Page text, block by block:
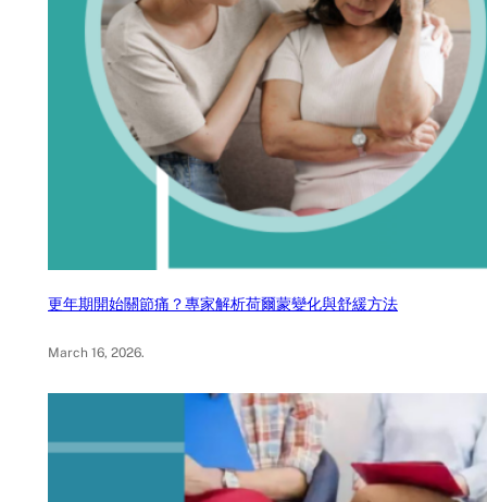
更年期開始關節痛？專家解析荷爾蒙變化與舒緩方法
March 16, 2026.